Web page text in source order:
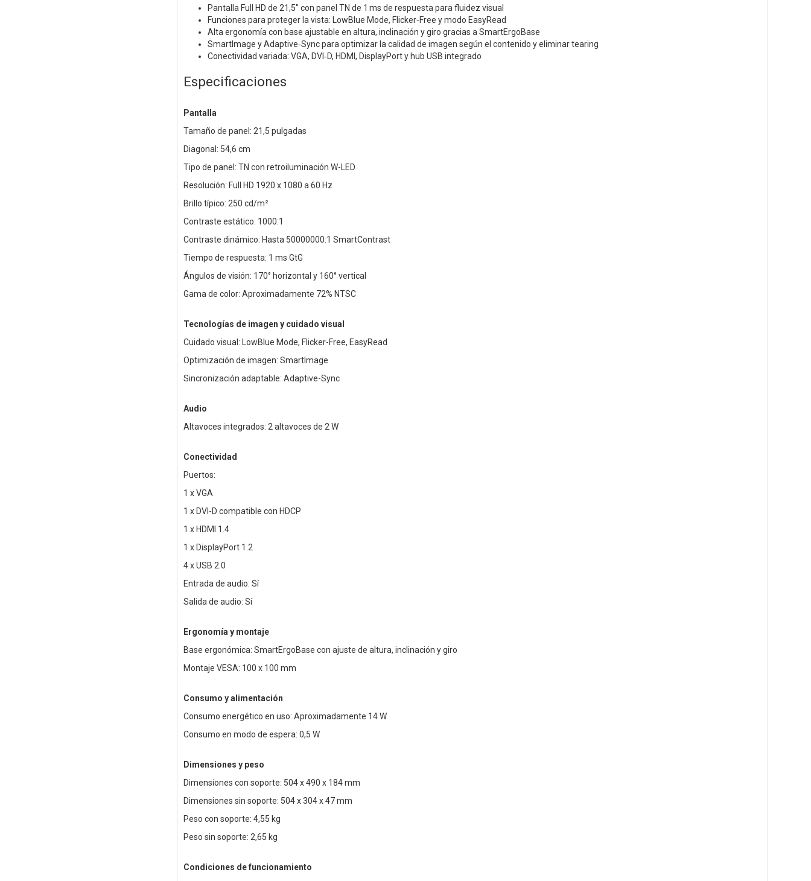
Pantalla Full HD de 21,5" con panel TN de 1 ms de respuesta para fluidez visual
Funciones para proteger la vista: LowBlue Mode, Flicker‑Free y modo EasyRead
Alta ergonomía con base ajustable en altura, inclinación y giro gracias a SmartErgoBase
SmartImage y Adaptive‑Sync para optimizar la calidad de imagen según el contenido y eliminar tearing
Conectividad variada: VGA, DVI‑D, HDMI, DisplayPort y hub USB integrado
Especificaciones
Pantalla
Tamaño de panel: 21,5 pulgadas
Diagonal: 54,6 cm
Tipo de panel: TN con retroiluminación W-LED
Resolución: Full HD 1920 x 1080 a 60 Hz
Brillo típico: 250 cd/m²
Contraste estático: 1000:1
Contraste dinámico: Hasta 50000000:1 SmartContrast
Tiempo de respuesta: 1 ms GtG
Ángulos de visión: 170° horizontal y 160° vertical
Gama de color: Aproximadamente 72% NTSC
Tecnologías de imagen y cuidado visual
Cuidado visual: LowBlue Mode, Flicker-Free, EasyRead
Optimización de imagen: SmartImage
Sincronización adaptable: Adaptive-Sync
Audio
Altavoces integrados: 2 altavoces de 2 W
Conectividad
Puertos:
1 x VGA
1 x DVI-D compatible con HDCP
1 x HDMI 1.4
1 x DisplayPort 1.2
4 x USB 2.0
Entrada de audio: Sí
Salida de audio: Sí
Ergonomía y montaje
Base ergonómica: SmartErgoBase con ajuste de altura, inclinación y giro
Montaje VESA: 100 x 100 mm
Consumo y alimentación
Consumo energético en uso: Aproximadamente 14 W
Consumo en modo de espera: 0,5 W
Dimensiones y peso
Dimensiones con soporte: 504 x 490 x 184 mm
Dimensiones sin soporte: 504 x 304 x 47 mm
Peso con soporte: 4,55 kg
Peso sin soporte: 2,65 kg
Condiciones de funcionamiento